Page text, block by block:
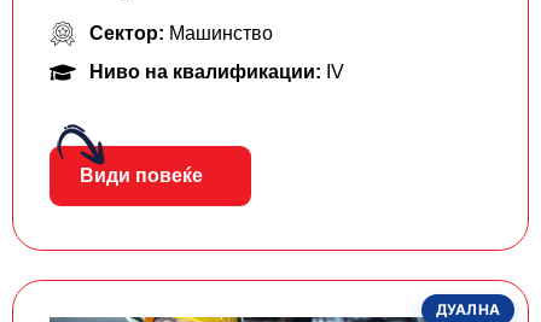
Сектор: Машинство
Ниво на квалификации: IV
Види повеќе
ДУАЛНА